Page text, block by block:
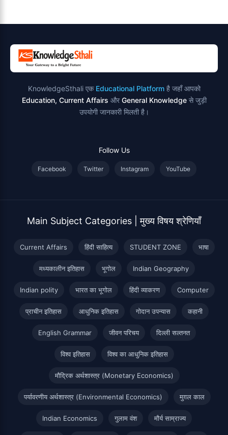
KnowledgeSthali एक Educational Platformहै जहाँ आपको
Education, Current Affairs और General Knowledgeसे जुड़ी
उपयोगी जानकारी मिलती है।
Follow Us
Facebook Twitter Instagram YouTube
Main Subject Categories | मुख्य विषय श्रेणियाँ
Current Affairs हिंदी साहित्य STUDENT ZONE भाषा
मध्यकालीन इतिहास भूगोल Indian Geography
Indian polity भारत का भूगोल हिंदी व्याकरण Computer
प्राचीन इतिहास आधुनिक इतिहास गोदान उपन्यास कहानी
English Grammar जीवन परिचय दिल्ली सल्तनत
विश्व इतिहास विश्व का आधुनिक इतिहास
मौद्रिक अर्थशास्त्र (Monetary Economics)
पर्यावरणीय अर्थशास्त्र (Environmental Economics) मुग़ल काल
Indian Economics गुलाम वंश मौर्य साम्राज्य